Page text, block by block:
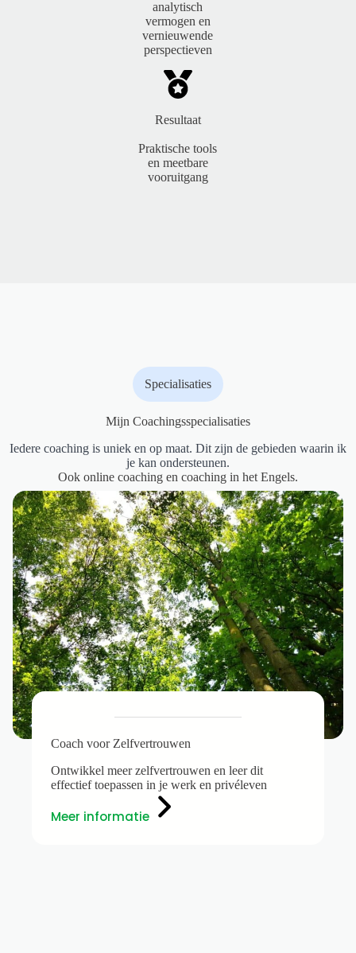
analytisch
vermogen en
vernieuwende
perspectieven
Resultaat
Praktische tools
en meetbare
vooruitgang
Specialisaties
Mijn Coachingsspecialisaties
Iedere coaching is uniek en op maat. Dit zijn de gebieden waarin ik
je kan ondersteunen.
Ook online coaching en coaching in het Engels.
Coach voor Zelfvertrouwen
Ontwikkel meer zelfvertrouwen en leer dit
effectief toepassen in je werk en privéleven
Meer informatie